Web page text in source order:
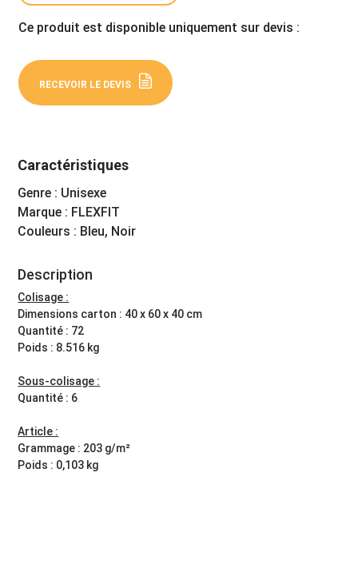
Ce produit est disponible uniquement sur devis :
RECEVOIR LE DEVIS
Caractéristiques
Genre : Unisexe
Marque : FLEXFIT
Couleurs : Bleu, Noir
Description
Colisage :
Dimensions carton : 40 x 60 x 40 cm
Quantité : 72
Poids : 8.516 kg
Sous-colisage :
Quantité : 6
Article :
Grammage : 203 g/m²
Poids : 0,103 kg